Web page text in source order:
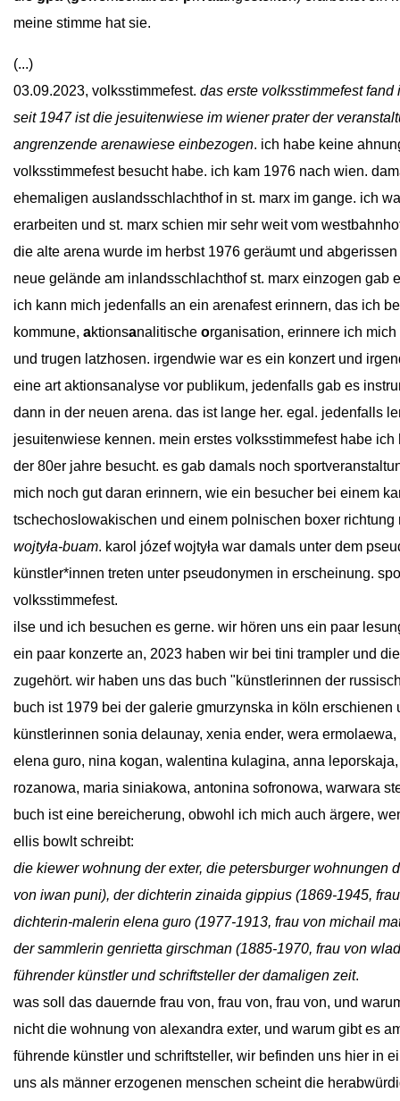
meine stimme hat sie.
(...)
03.09.2023, volksstimmefest. das erste volksstimmefest
seit 1947 ist die jesuitenwiese im wiener prater der
angrenzende arenawiese einbezogen. ich habe keine
volksstimmefest besucht habe. ich kam 1976 nach wien.
ehemaligen auslandsschlachthof in st. marx im gange. ich
erarbeiten und st. marx schien mir sehr weit vom
die alte arena wurde im herbst 1976 geräumt und
neue gelände am inlandsschlachthof st. marx einzogen gab
ich kann mich jedenfalls an ein arenafest erinnern, das ich
kommune, aktionsanalitische organisation, erinnere ich
und trugen latzhosen. irgendwie war es ein konzert und
eine art aktionsanalyse vor publikum, jedenfalls gab es
dann in der neuen arena. das ist lange her. egal. jedenfalls
jesuitenwiese kennen. mein erstes volksstimmefest habe
der 80er jahre besucht. es gab damals noch
mich noch gut daran erinnern, wie ein besucher bei einem
tschechoslowakischen und einem polnischen boxer
wojtyła-buam. karol józef wojtyła war damals unter dem
künstler*innen treten unter pseudonymen in erscheinung.
volksstimmefest.
ilse und ich besuchen es gerne. wir hören uns ein paar
ein paar konzerte an, 2023 haben wir bei tini trampler und
zugehört. wir haben uns das buch "künstlerinnen der
buch ist 1979 bei der galerie gmurzynska in köln
künstlerinnen sonia delaunay, xenia ender, wera
elena guro, nina kogan, walentina kulagina, anna
rozanowa, maria siniakowa, antonina sofronowa, warwara
buch ist eine bereicherung, obwohl ich mich auch ärgere,
ellis bowlt schreibt:
die kiewer wohnung der exter, die petersburger wohnungen
von iwan puni), der dichterin zinaida gippius (1869-1945,
dichterin-malerin elena guro (1977-1913, frau von michail
der sammlerin genrietta girschman (1885-1970, frau von
führender künstler und schriftsteller der damaligen zeit.
was soll das dauernde frau von, frau von, frau von, und
nicht die wohnung von alexandra exter, und warum gibt es
führende künstler und schriftsteller, wir befinden uns hier in
uns als männer erzogenen menschen scheint die